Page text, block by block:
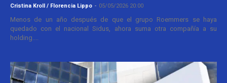
Cristina Kroll / Florencia Lippo - 05/05/2026 20:00
Menos de un año después de que el grupo Roemmers se haya
quedado con el nacional Sidus, ahora suma otra compañía a su
holding....